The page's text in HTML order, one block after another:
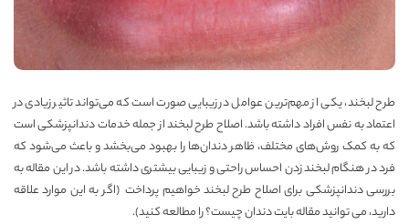
طرح لبخند، یکی از مهم‌ترین عوامل در زیبایی صورت است که می‌تواند تاثیر زیادی در
اعتماد به نفس افراد داشته باشد. اصلاح طرح لبخند از جمله خدمات دندانپزشکی است
که به کمک روش‌های مختلف، ظاهر دندان‌ها را بهبود می‌بخشد و باعث می‌شود که
فرد در هنگام لبخند زدن احساس راحتی و زیبایی بیشتری داشته باشد. در این مقاله به
بررسی دندانپزشکی برای اصلاح طرح لبخند خواهیم پرداخت (اگر به این موارد علاقه
دارید، می توانید مقالهبایت دندان چیست؟را مطالعه کنید).